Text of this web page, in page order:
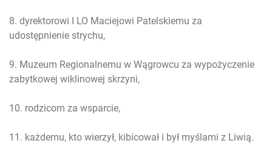
8. dyrektorowi I LO Maciejowi Patelskiemu za
udostępnienie strychu,
9. Muzeum Regionalnemu w Wągrowcu za wypożyczenie
zabytkowej wiklinowej skrzyni,
10. rodzicom za wsparcie,
11. każdemu, kto wierzył, kibicował i był myślami z Liwią.